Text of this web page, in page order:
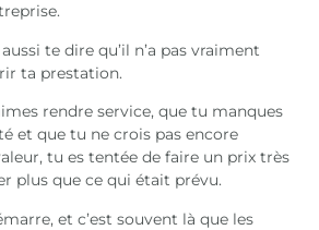
te dire qu’il n’a pas vraiment
ta prestation.
rendre service, que tu manques
et que tu ne crois pas encore
tu es tentée de faire un prix très
plus que ce qui était prévu.
et c’est souvent là que les